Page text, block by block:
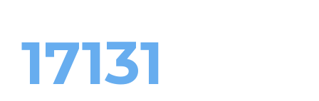
17131